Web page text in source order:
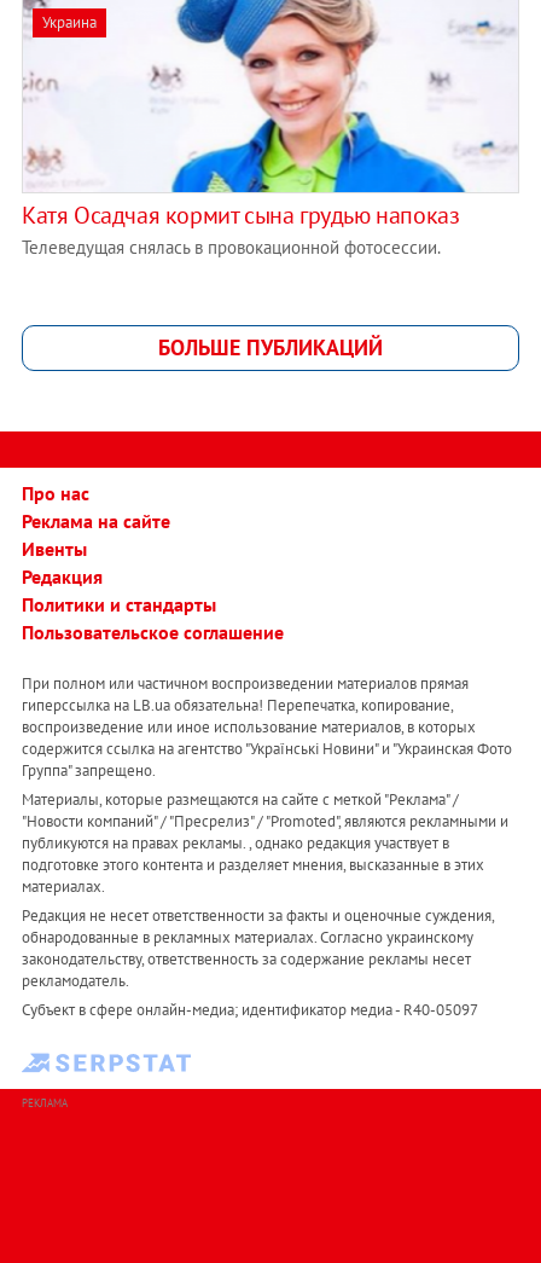
Украина
Катя Осадчая кормит сына грудью напоказ
Телеведущая снялась в провокационной фотосессии.
БОЛЬШЕ ПУБЛИКАЦИЙ
Про нас
Реклама на сайте
Ивенты
Редакция
Политики и стандарты
Пользовательское соглашение
При полном или частичном воспроизведении материалов прямая
гиперссылка на LB.ua обязательна! Перепечатка, копирование,
воспроизведение или иное использование материалов, в которых
содержится ссылка на агентство "Українськi Новини" и "Украинская Фото
Группа" запрещено.
Материалы, которые размещаются на сайте с меткой "Реклама" /
"Новости компаний" / "Пресрелиз" / "Promoted", являются рекламными и
публикуются на правах рекламы. , однако редакция участвует в
подготовке этого контента и разделяет мнения, высказанные в этих
материалах.
Редакция не несет ответственности за факты и оценочные суждения,
обнародованные в рекламных материалах. Согласно украинскому
законодательству, ответственность за содержание рекламы несет
рекламодатель.
Субъект в сфере онлайн-медиа; идентификатор медиа - R40-05097
РЕКЛАМА